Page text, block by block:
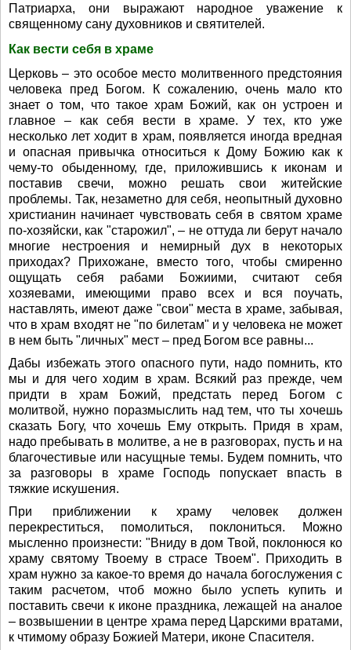
Патриарха, они выражают народное уважение к
священному сану духовников и святителей.
Как вести себя в храме
Церковь – это особое место молитвенного предстояния
человека пред Богом. К сожалению, очень мало кто
знает о том, что такое храм Божий, как он устроен и
главное – как себя вести в храме. У тех, кто уже
несколько лет ходит в храм, появляется иногда вредная
и опасная привычка относиться к Дому Божию как к
чему-то обыденному, где, приложившись к иконам и
поставив свечи, можно решать свои житейские
проблемы. Так, незаметно для себя, неопытный духовно
христианин начинает чувствовать себя в святом храме
по-хозяйски, как "старожил", – не оттуда ли берут начало
многие нестроения и немирный дух в некоторых
приходах? Прихожане, вместо того, чтобы смиренно
ощущать себя рабами Божиими, считают себя
хозяевами, имеющими право всех и вся поучать,
наставлять, имеют даже "свои" места в храме, забывая,
что в храм входят не "по билетам" и у человека не может
в нем быть "личных" мест – пред Богом все равны...
Дабы избежать этого опасного пути, надо помнить, кто
мы и для чего ходим в храм. Всякий раз прежде, чем
придти в храм Божий, предстать перед Богом с
молитвой, нужно поразмыслить над тем, что ты хочешь
сказать Богу, что хочешь Ему открыть. Придя в храм,
надо пребывать в молитве, а не в разговорах, пусть и на
благочестивые или насущные темы. Будем помнить, что
за разговоры в храме Господь попускает впасть в
тяжкие искушения.
При приближении к храму человек должен
перекреститься, помолиться, поклониться. Можно
мысленно произнести: "Вниду в дом Твой, поклонюся ко
храму святому Твоему в страсе Твоем". Приходить в
храм нужно за какое-то время до начала богослужения с
таким расчетом, чтоб можно было успеть купить и
поставить свечи к иконе праздника, лежащей на аналое
– возвышении в центре храма перед Царскими вратами,
к чтимому образу Божией Матери, иконе Спасителя.